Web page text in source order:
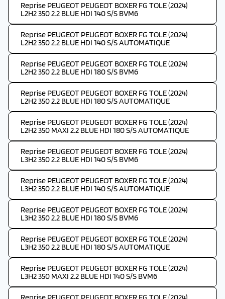
Reprise PEUGEOT PEUGEOT BOXER FG TOLE (2024)
L2H2 350 2.2 BLUE HDI 140 S/S BVM6
Reprise PEUGEOT PEUGEOT BOXER FG TOLE (2024)
L2H2 350 2.2 BLUE HDI 140 S/S AUTOMATIQUE
Reprise PEUGEOT PEUGEOT BOXER FG TOLE (2024)
L2H2 350 2.2 BLUE HDI 180 S/S BVM6
Reprise PEUGEOT PEUGEOT BOXER FG TOLE (2024)
L2H2 350 2.2 BLUE HDI 180 S/S AUTOMATIQUE
Reprise PEUGEOT PEUGEOT BOXER FG TOLE (2024)
L2H2 350 MAXI 2.2 BLUE HDI 180 S/S AUTOMATIQUE
Reprise PEUGEOT PEUGEOT BOXER FG TOLE (2024)
L3H2 350 2.2 BLUE HDI 140 S/S BVM6
Reprise PEUGEOT PEUGEOT BOXER FG TOLE (2024)
L3H2 350 2.2 BLUE HDI 140 S/S AUTOMATIQUE
Reprise PEUGEOT PEUGEOT BOXER FG TOLE (2024)
L3H2 350 2.2 BLUE HDI 180 S/S BVM6
Reprise PEUGEOT PEUGEOT BOXER FG TOLE (2024)
L3H2 350 2.2 BLUE HDI 180 S/S AUTOMATIQUE
Reprise PEUGEOT PEUGEOT BOXER FG TOLE (2024)
L3H2 350 MAXI 2.2 BLUE HDI 140 S/S BVM6